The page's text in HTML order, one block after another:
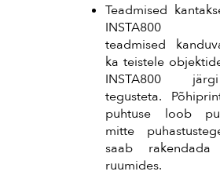
Teadmised
INSTA800
teadmised
ka teistele
INSTA800
tegusteta.
puhtuse loob
mitte
saab rakendada
ruumides.